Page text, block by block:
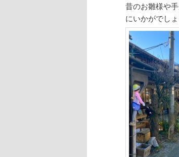
昔のお雛様や
にいかがでしょ